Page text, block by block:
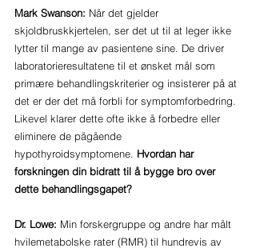
Mark Swanson: Når det gjelder
skjoldbruskkjertelen, ser det ut til at leger ikke
lytter til mange av pasientene sine. De driver
laboratorieresultatene til et ønsket mål som
primære behandlingskriterier og insisterer på at
det er der det må forbli for symptomforbedring.
Likevel klarer dette ofte ikke å forbedre eller
eliminere de pågående
hypothyroidsymptomene. Hvordan har
forskningen din bidratt til å bygge bro over
dette behandlingsgapet?
Dr. Lowe: Min forskergruppe og andre har målt
hvilemetabolske rater (RMR) til hundrevis av